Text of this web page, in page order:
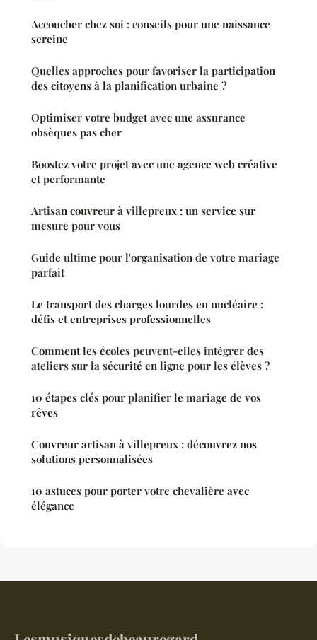
Accoucher chez soi : conseils pour une naissance
sereine
Quelles approches pour favoriser la participation
des citoyens à la planification urbaine ?
Optimiser votre budget avec une assurance
obsèques pas cher
Boostez votre projet avec une agence web créative
et performante
Artisan couvreur à villepreux : un service sur
mesure pour vous
Guide ultime pour l'organisation de votre mariage
parfait
Le transport des charges lourdes en nucléaire :
défis et entreprises professionnelles
Comment les écoles peuvent-elles intégrer des
ateliers sur la sécurité en ligne pour les élèves ?
10 étapes clés pour planifier le mariage de vos
rêves
Couvreur artisan à villepreux : découvrez nos
solutions personnalisées
10 astuces pour porter votre chevalière avec
élégance